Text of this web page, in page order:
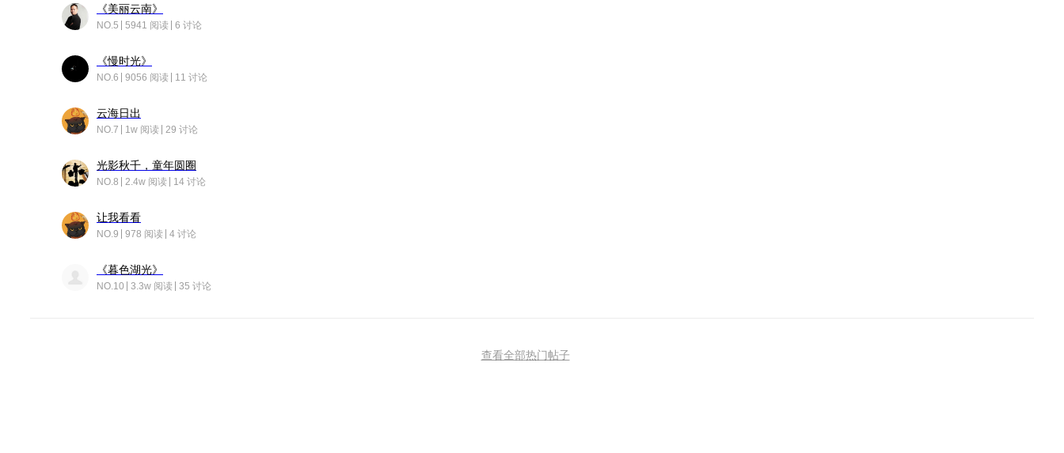
《美丽云南》
NO.5 5941 阅读 6 讨论
《慢时光》
NO.6 9056 阅读 11 讨论
云海日出
NO.7 1w 阅读 29 讨论
光影秋千，童年圆圈
NO.8 2.4w 阅读 14 讨论
让我看看
NO.9 978 阅读 4 讨论
《暮色湖光》
NO.10 3.3w 阅读 35 讨论
查看全部热门帖子